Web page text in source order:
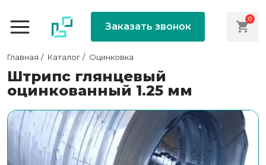
Заказать звонок
0
Главная Каталог Оцинковка
Штрипс глянцевый
оцинкованный 1.25 мм